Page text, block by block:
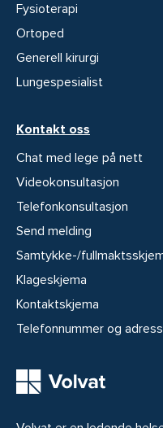
Fysioterapi
Ortoped
Generell kirurgi
Lungespesialist
Kontakt oss
Chat med lege på nett
Videokonsultasjon
Telefonkonsultasjon
Send melding
Samtykke-/
Klageskjema
Kontaktskjema
Telefonnummer og